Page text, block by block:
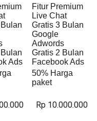
Ads
Fitur Premium
Live Chat
Gratis 3 Bulan
Google
Adwords
Gratis 2 Bulan
Facebook Ads
50% Harga
paket
Rp 10.000.000